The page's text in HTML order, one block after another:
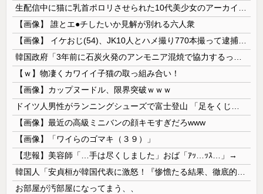
【画像】 誰とエ●チしたいか見解が別れる六人衆
【ｗ】物凄くカワイイ子猫の取っ組み合い！
【画像】カップヌードル、限界突破ｗｗｗ
【画像】最近の高級ミニバンの顔キモすぎだろwww
【画像】「ワイらのゴマキ（３９）」
【悲報】美容師「…手は尽くしました」おば「ｱｯ…ｯｽ…」→
お部屋が汚部屋になってまう、、